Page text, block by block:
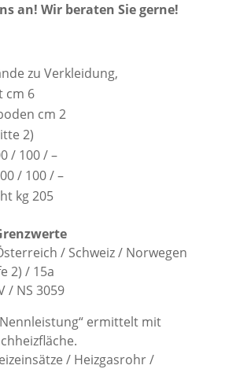
an! Wir beraten Sie gerne!
zu Verkleidung,
cm 6
cm 2
2)
/ 100 / –
/ 100 / –
kg 205
/ Schweiz / Norwegen
2) / 15a
/ NS 3059
ermittelt mit
/ Heizgasrohr /